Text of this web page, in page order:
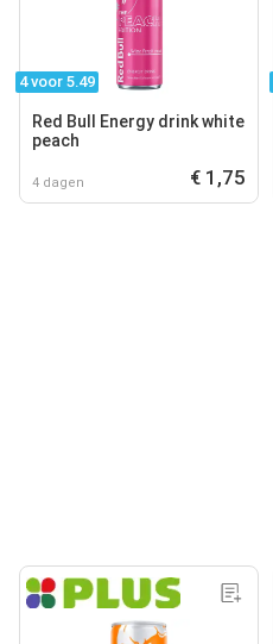
4 voor 5.49
Red Bull Energy drink white
peach
4 dagen € 1,75